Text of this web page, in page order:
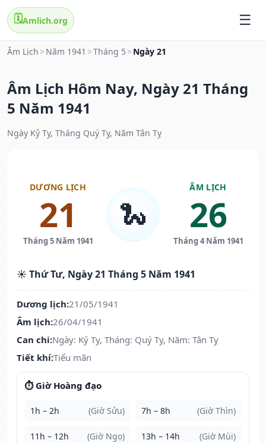
🗓️Amlich.org
Âm Lịch > Năm 1941 >Tháng 5 > Ngày 21
Âm Lịch Hôm Nay, Ngày 21 Tháng
5 Năm 1941
Ngày Kỷ Tỵ, Tháng Quý Tỵ, Năm Tân Tỵ
DƯƠNG LỊCH
21
Tháng 5 Năm 1941
🐍
ÂM LỊCH
26
Tháng 4 Năm 1941
☀️ Thứ Tư, Ngày 21 Tháng 5 Năm 1941
Dương lịch:21/05/1941
Âm lịch:26/04/1941
Can chi:Ngày: Kỷ Tỵ, Tháng: Quý Tỵ, Năm: Tân Tỵ
Tiết khí:Tiểu mãn
⏱️ Giờ Hoàng đạo
1h – 2h (Giờ Sửu) 7h – 8h (Giờ Thìn)
11h – 12h (Giờ Ngọ) 13h – 14h (Giờ Mùi)